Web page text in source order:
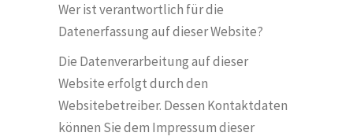
Wer ist verantwortlich für die
Datenerfassung auf dieser Website?
Die Datenverarbeitung auf dieser
Website erfolgt durch den
Websitebetreiber. Dessen Kontaktdaten
können Sie dem Impressum dieser